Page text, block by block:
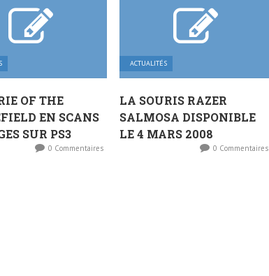
OF THE
EN SCANS
SUR PS3
0 Commentaires
ACTUALITÉS
LA SOURIS RAZER
SALMOSA DISPONIBLE
LE 4 MARS 2008
0 Commentaires